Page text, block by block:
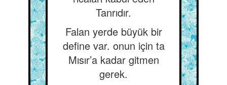
Tanrıdır.
Falan yerde büyük bir
define var. onun için ta
Mısır’a kadar gitmen
gerek.